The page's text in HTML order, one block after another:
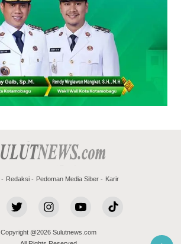
Redaksi Pedoman Media Siber Karir
Copyright @2026 Sulutnews.com